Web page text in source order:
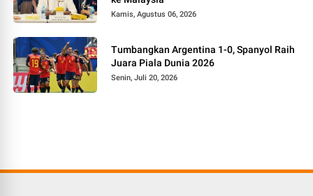
Kamis, Agustus 06, 2026
Tumbangkan Argentina 1-0, Spanyol Raih
Juara Piala Dunia 2026
Senin, Juli 20, 2026